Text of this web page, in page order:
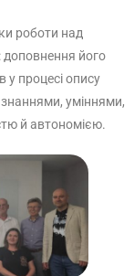
роботи над
доповнення його
у процесі опису
уміннями,
й автономією.